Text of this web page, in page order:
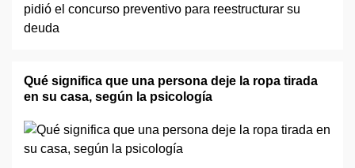
Qué significa que una persona deje la ropa tirada
en su casa, según la psicología